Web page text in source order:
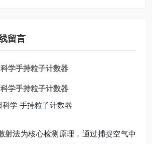
留言
学手持粒子计数器
学手持粒子计数器
科学 手持粒子计数器
射法为核心检测原理，通过捕捉空气中